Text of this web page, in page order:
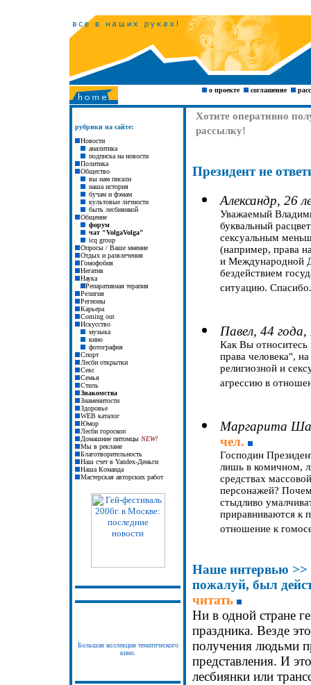
о проекте соглашение
рубрики на сайте:
Новости
аналитика
подписка на новости
Политика
Общество
вы нам писали
наша история
бучам и фэмам
культовые личности
быть лесбиянкой
Общение
форум
чат "VolgaVolga"
icq group
Опросы / Ваше мнение
Отдых и развлечения
Гомофобия
Негатив
Наука
Репаративная терапия
Религия
Регионы
Карьера
Coming out
Искусство
музыка
кино
фотография
Спорт
Лесби открытки
Секс
Семья
Стиль
Знакомства
Знаменитости
Здоровье
WEB каталог
Юмор
Лесби гороскоп
Домашние питомцы NEW!
Мы в рекламе
Благотворительность
Наш счет в Yandex-Деньги
Наша Команда
Мастерская авторских работ
Большая коллекция тематического
кино.
Хотите оперативно
рассылку!
Президент не
Александр, 26
Уважаемый
буквальный
сексуальным
(например, права
и Международной
бездействием
ситуацию. Спасибо.
Павел, 44
Как Вы относитесь
права человека",
религиозной и
агрессию в
Маргарита
чел.
Господин
лишь в комичном,
средствах
персонажей?
стыдливо
приравниваются к
отношение к
Наше интервью >>
пожалуй, был
читать
Ни в одной стране
праздника. Везде
получения людьми
представления. И
лесбиянки или